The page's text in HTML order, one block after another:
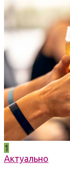
1
Актуально